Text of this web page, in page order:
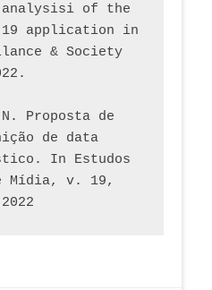
of the
19 application in
& Society
Proposta de
de data
In Estudos
Mídia, v. 19,